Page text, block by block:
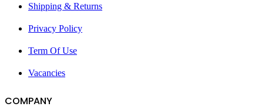
Shipping & Returns
Privacy Policy
Term Of Use
Vacancies
COMPANY